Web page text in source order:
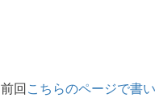
前回こちらのページで書